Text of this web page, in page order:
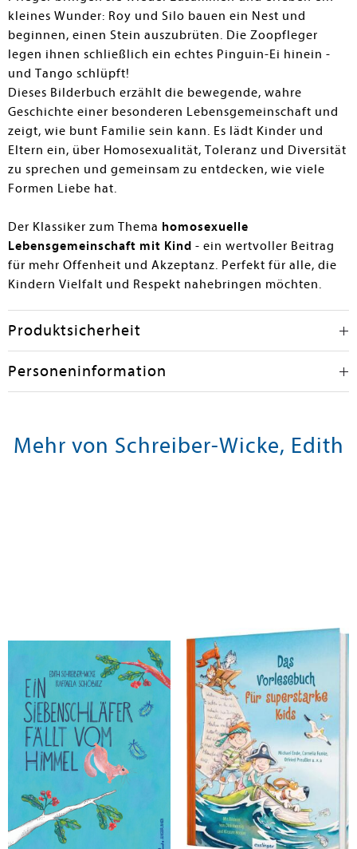
kleines Wunder: Roy und Silo bauen ein Nest und
beginnen, einen Stein auszubrüten. Die Zoopfleger
legen ihnen schließlich ein echtes Pinguin-Ei hinein -
und Tango schlüpft!
Dieses Bilderbuch erzählt die bewegende, wahre
Geschichte einer besonderen Lebensgemeinschaft und
zeigt, wie bunt Familie sein kann. Es lädt Kinder und
Eltern ein, über Homosexualität, Toleranz und Diversität
zu sprechen und gemeinsam zu entdecken, wie viele
Formen Liebe hat.
Der Klassiker zum Thema homosexuelle
Lebensgemeinschaft mit Kind - ein wertvoller Beitrag
für mehr Offenheit und Akzeptanz. Perfekt für alle, die
Kindern Vielfalt und Respekt nahebringen möchten.
Produktsicherheit
Personeninformation
Mehr von Schreiber-Wicke, Edith
Schreiber-Wicke, Edith
Ein Siebenschläfer fällt vom
Himmel
Ende, Michael; Funke, Cornelia; Preußler, Otfried; Boie, Kirsten; Endres, Brigitte; Fuchs, Thomas; Bröger, Achim; Schreiber-Wicke, Edith; Brinx/Kömmerling; Pestum, Jo; Randerath, Jeanette; Zeevaert, Sigrid; Glitz, Angelika; Probst, Petra; Stier, Kattrin; Holthausen, Luise; Janisch, Heinz; Mueller, Dagmar H.; Kuckero, Ulrike; Abedi, Isabel
Das Vorlesebuch für superstarke
Kids